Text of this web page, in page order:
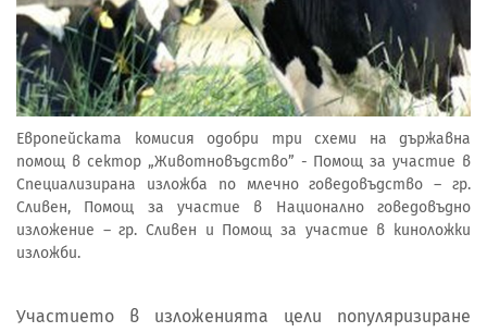
Европейската комисия одобри три схеми на държавна
помощ в сектор „Животновъдство” - Помощ за участие в
Специализирана изложба по млечно говедовъдство – гр.
Сливен, Помощ за участие в Национално говедовъдно
изложение – гр. Сливен и Помощ за участие в киноложки
изложби.
Участието в изложенията цели популяризиране